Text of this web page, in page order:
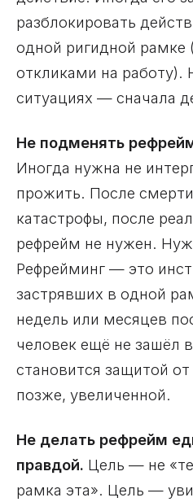
разблокировать
одной ригидной рамке
откликами на работу).
ситуациях — сначала
Не подменять
Иногда нужна не
прожить. После
катастрофы, после
рефрейм не нужен.
Рефрейминг — это
застрявших в одной
недель или месяцев
человек ещё не зашёл
становится защитой
позже, увеличенной.
Не делать рефрейм
правдой. Цель — не
рамка эта». Цель —